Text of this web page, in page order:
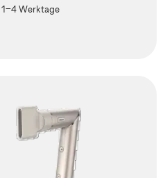
1-4 Werktage